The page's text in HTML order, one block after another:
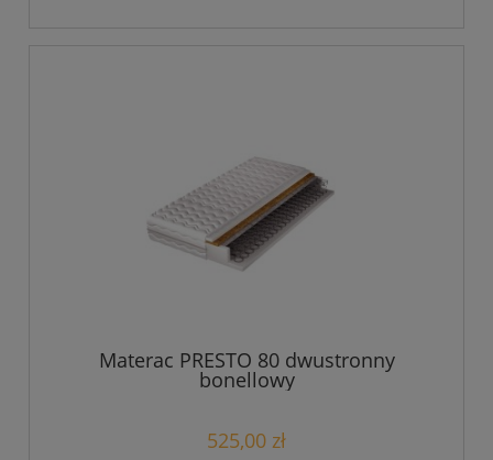
Materac PRESTO 80 dwustronny
bonellowy
525,00 zł